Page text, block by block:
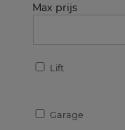
Max prijs
Lift
Garage